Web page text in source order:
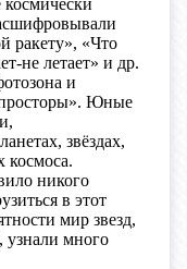
ракету», «Что
не летает» и др.
и
Юные
звёздах,
космоса.
никого
в этот
мир звезд,
узнали много